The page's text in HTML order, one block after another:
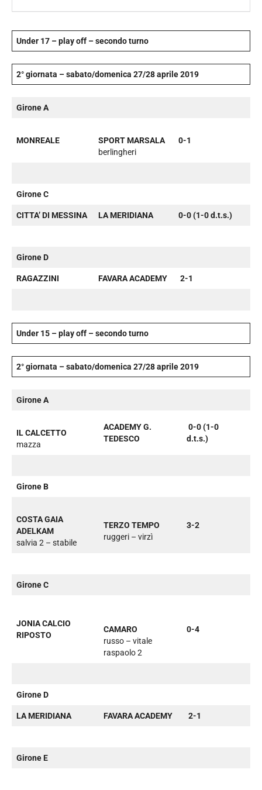
Under 17 – play off – secondo turno
2° giornata – sabato/domenica 27/28 aprile 2019
Girone A
MONREALE
SPORT MARSALA
berlingheri
0-1
Girone C
CITTA’ DI MESSINA LA MERIDIANA 0-0 (1-0 d.t.s.)
Girone D
RAGAZZINI FAVARA ACADEMY 2-1
Under 15 – play off – secondo turno
2° giornata – sabato/domenica 27/28 aprile 2019
Girone A
IL CALCETTO
mazza
ACADEMY G.
TEDESCO
0-0 (1-0
d.t.s.)
Girone B
COSTA GAIA
ADELKAM
salvia 2 – stabile
TERZO TEMPO
ruggeri – virzì
3-2
Girone C
JONIA CALCIO
RIPOSTO
CAMARO
russo – vitale
raspaolo 2
0-4
Girone D
LA MERIDIANA FAVARA ACADEMY 2-1
Girone E